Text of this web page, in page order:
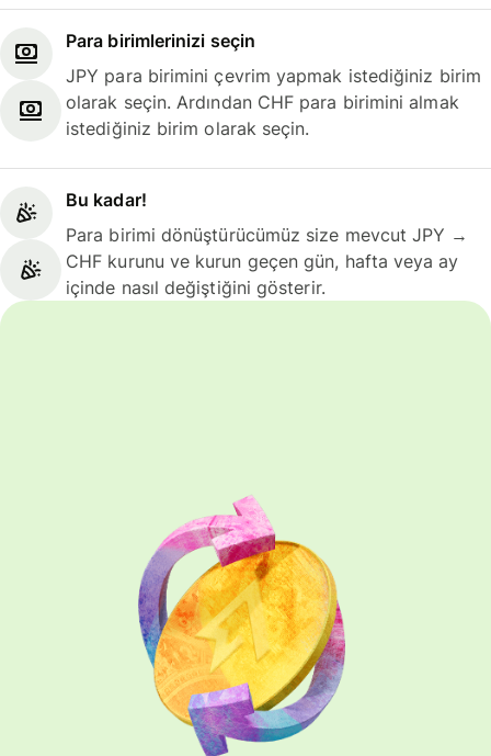
Para birimlerinizi seçin
JPY para birimini çevrim yapmak istediğiniz birim
olarak seçin. Ardından CHF para birimini almak
istediğiniz birim olarak seçin.
Bu kadar!
Para birimi dönüştürücümüz size mevcut JPY →
CHF kurunu ve kurun geçen gün, hafta veya ay
içinde nasıl değiştiğini gösterir.